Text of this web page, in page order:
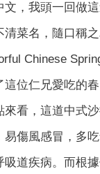
文，我頭一回做
清菜名，隨口稱
Chinese
位仁兄愛吃的春
來看，這道中式
易傷風感冒，多
吸道疾病。而根